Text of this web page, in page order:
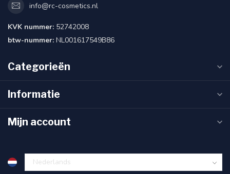
info@rc-cosmetics.nl
KVK nummer: 52742008
btw-nummer: NL001617549B86
Categorieën
Informatie
Mijn account